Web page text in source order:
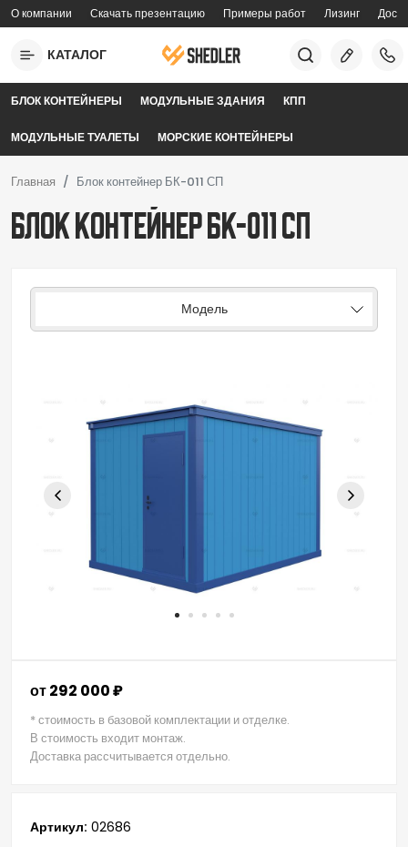
Перейти к основному содержанию
topmenu
О компании Скачать презентацию Примеры работ Лизинг
КАТАЛОГ
mobilemenu
БЛОК КОНТЕЙНЕРЫ МОДУЛЬНЫЕ ЗДАНИЯ КПП
МОДУЛЬНЫЕ ТУАЛЕТЫ МОРСКИЕ КОНТЕЙНЕРЫ
Главная Блок контейнер БК-011 СП
Блок контейнер БК-011 СП
Модель
от 292 000 ₽
* стоимость в базовой комплектации и отделке.
В стоимость входит монтаж.
Доставка рассчитывается отдельно.
Артикул 02686